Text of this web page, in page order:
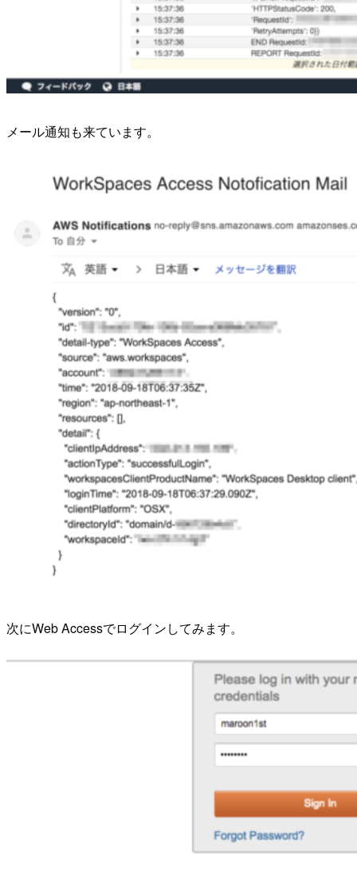
メール通知も来ています。
次にWeb Accessでログインしてみます。